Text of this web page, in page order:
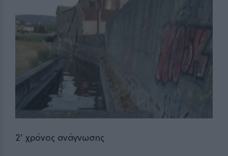
2' χρόνος ανάγνωσης